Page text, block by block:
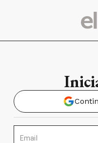
Email